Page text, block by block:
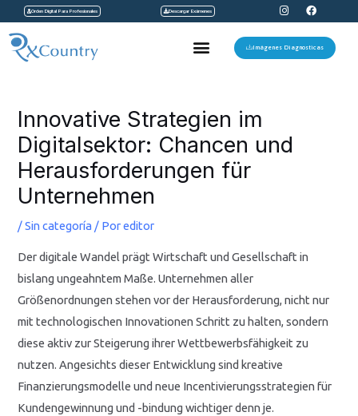
contenido
Orden Digital Para Profesionales Descargar Exámenes
I
n
s
t
a
F
a
c
e
b
Menu Imágenes Diagnosticas
Innovative Strategien im
Digitalsektor: Chancen und
Herausforderungen für
Unternehmen
/Sin categoría / Poreditor
Der digitale Wandel prägt Wirtschaft und Gesellschaft in
bislang ungeahntem Maße. Unternehmen aller
Größenordnungen stehen vor der Herausforderung, nicht nur
mit technologischen Innovationen Schritt zu halten, sondern
diese aktiv zur Steigerung ihrer Wettbewerbsfähigkeit zu
nutzen. Angesichts dieser Entwicklung sind kreative
Finanzierungsmodelle und neue Incentivierungsstrategien für
Kundengewinnung und -bindung wichtiger denn je.
entradas